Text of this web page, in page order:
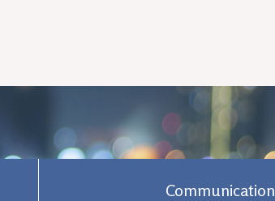
Communication